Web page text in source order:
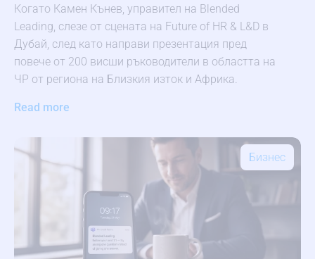
Когато Камен Кънев, управител на Blended
Leading, слезе от сцената на Future of HR & L&D в
Дубай, след като направи презентация пред
повече от 200 висши ръководители в областта на
ЧР от региона на Близкия изток и Африка.
Read more
Бизнес